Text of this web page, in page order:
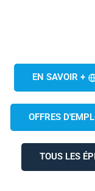
EN SAVOIR +
OFFRES
TOUS LES